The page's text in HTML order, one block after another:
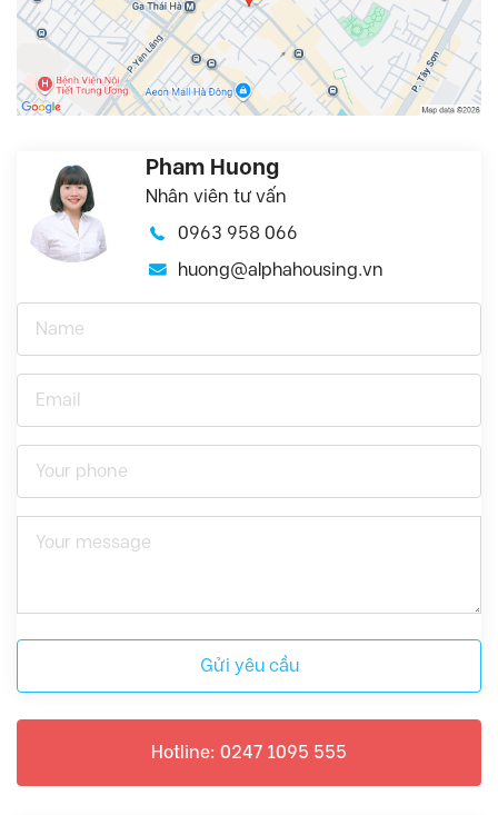
Pham Huong
Nhân viên tư vấn
0963 958 066
huong@alphahousing.vn
Gửi yêu cầu
Hotline: 0247 1095 555